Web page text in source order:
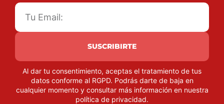
SUSCRIBIRTE
Al dar tu consentimiento, aceptas el tratamiento de tus
datos conforme al RGPD. Podrás darte de baja en
cualquier momento y consultar más información en nuestra
política de privacidad.